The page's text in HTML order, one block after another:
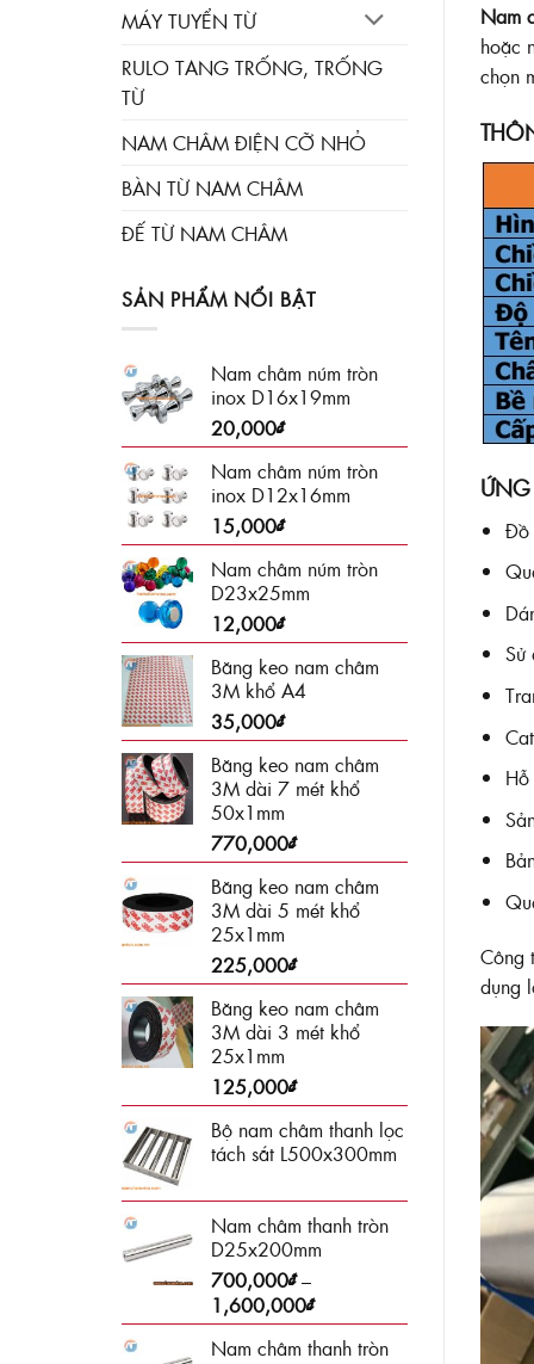
MÁY TUYỂN TỪ
RULO TANG TRỐNG, TRỐNG
TỪ
NAM CHÂM ĐIỆN CỠ NHỎ
BÀN TỪ NAM CHÂM
ĐẾ TỪ NAM CHÂM
SẢN PHẨM NỔI BẬT
Nam châm núm tròn
inox D16x19mm
20,000₫
Nam châm núm tròn
inox D12x16mm
15,000₫
Nam châm núm tròn
D23x25mm
12,000₫
Băng keo nam châm
3M khổ A4
35,000₫
Băng keo nam châm
3M dài 7 mét khổ
50x1mm
770,000₫
Băng keo nam châm
3M dài 5 mét khổ
25x1mm
225,000₫
Băng keo nam châm
3M dài 3 mét khổ
25x1mm
125,000₫
Bộ nam châm thanh lọc
tách sắt L500x300mm
Nam châm thanh tròn
D25x200mm
700,000₫ –
1,600,000₫Khoảng
giá:
từ
Nam châm thanh tròn
Nam
hoặc
chọn
Đồ
Sử
Công
dụng